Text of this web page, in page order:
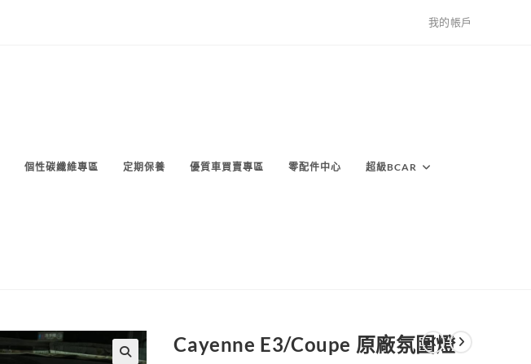
我的帳戶
個性碳纖維專區 定期保養 優質車買賣專區 零配件中心 超級BCAR
Cayenne E3/Coupe 原廠氛圍燈